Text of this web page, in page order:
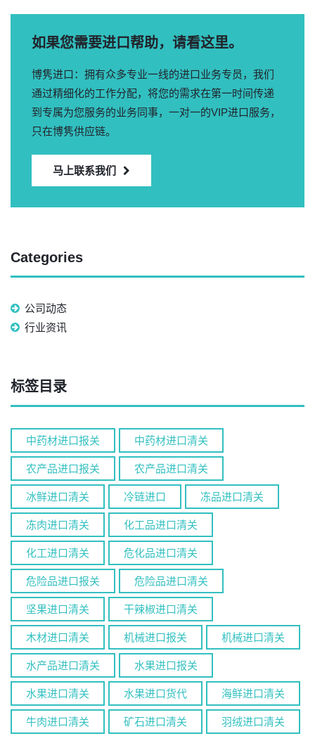
如果您需要进口帮助，请看这里。
博隽进口：拥有众多专业一线的进口业务专员，我们
通过精细化的工作分配，将您的需求在第一时间传递
到专属为您服务的业务同事，一对一的VIP进口服务，
只在博隽供应链。
马上联系我们
Categories
公司动态
行业资讯
标签目录
中药材进口报关 中药材进口清关
农产品进口报关 农产品进口清关
冰鲜进口清关 冷链进口 冻品进口清关
冻肉进口清关 化工品进口清关
化工进口清关 危化品进口清关
危险品进口报关 危险品进口清关
坚果进口清关 干辣椒进口清关
木材进口清关 机械进口报关 机械进口清关
水产品进口清关 水果进口报关
水果进口清关 水果进口货代 海鲜进口清关
牛肉进口清关 矿石进口清关 羽绒进口清关